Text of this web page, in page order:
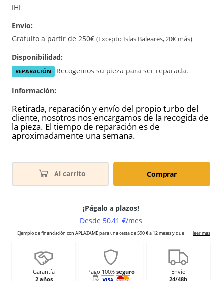
IHI
Envío:
Gratuito a partir de 250€ (Excepto Islas Baleares, 20€ más)
Disponibilidad:
REPARACIÓN Recogemos su pieza para ser reparada.
Información:
Retirada, reparación y envío del propio turbo del
cliente, nosotros nos encargamos de la recogida de
la pieza. El tiempo de reparación es de
aproximadamente una semana.
Al carrito Comprar
Garantía
2 años
Pago 100% seguro
Envío
24/48h